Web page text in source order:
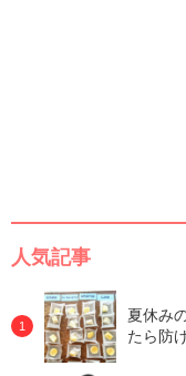
人気記事
夏休み
たら防